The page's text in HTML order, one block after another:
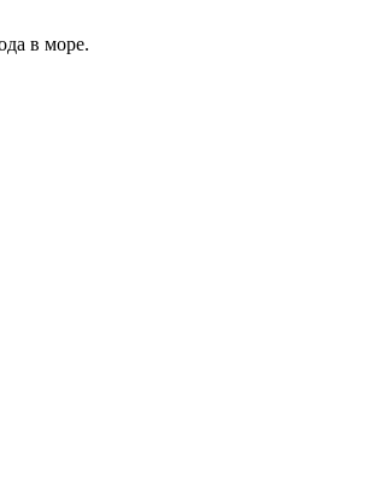
в море.